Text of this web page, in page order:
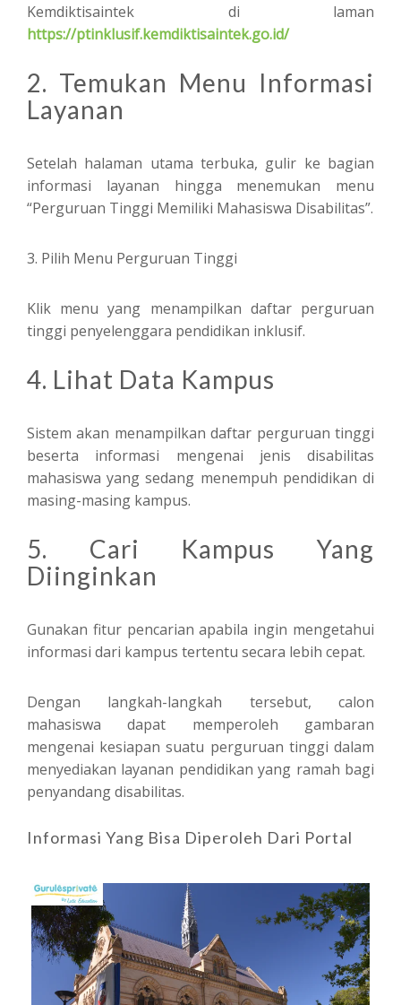
Kemdiktisaintek di laman
https://ptinklusif.kemdiktisaintek.go.id/
2. Temukan Menu Informasi
Layanan
Setelah halaman utama terbuka, gulir ke bagian
informasi layanan hingga menemukan menu
“Perguruan Tinggi Memiliki Mahasiswa Disabilitas”.
3. Pilih Menu Perguruan Tinggi
Klik menu yang menampilkan daftar perguruan
tinggi penyelenggara pendidikan inklusif.
4. Lihat Data Kampus
Sistem akan menampilkan daftar perguruan tinggi
beserta informasi mengenai jenis disabilitas
mahasiswa yang sedang menempuh pendidikan di
masing-masing kampus.
5. Cari Kampus Yang
Diinginkan
Gunakan fitur pencarian apabila ingin mengetahui
informasi dari kampus tertentu secara lebih cepat.
Dengan langkah-langkah tersebut, calon
mahasiswa dapat memperoleh gambaran
mengenai kesiapan suatu perguruan tinggi dalam
menyediakan layanan pendidikan yang ramah bagi
penyandang disabilitas.
Informasi Yang Bisa Diperoleh Dari Portal